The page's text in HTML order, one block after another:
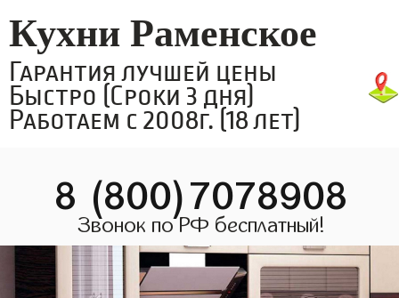
Кухни Раменское
Гарантия лучшей цены
Быстро (Сроки 3 дня)
Работаем с 2008г. (18 лет)
8 (800)7078908
Звонок по РФ бесплатный!